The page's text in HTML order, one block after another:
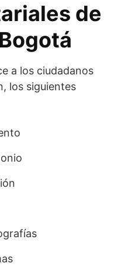
de
a los ciudadanos
los siguientes